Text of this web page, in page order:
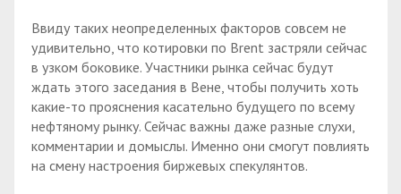
Ввиду таких неопределенных факторов совсем не
удивительно, что котировки по Brent застряли сейчас
в узком боковике. Участники рынка сейчас будут
ждать этого заседания в Вене, чтобы получить хоть
какие-то прояснения касательно будущего по всему
нефтяному рынку. Сейчас важны даже разные слухи,
комментарии и домыслы. Именно они смогут повлиять
на смену настроения биржевых спекулянтов.